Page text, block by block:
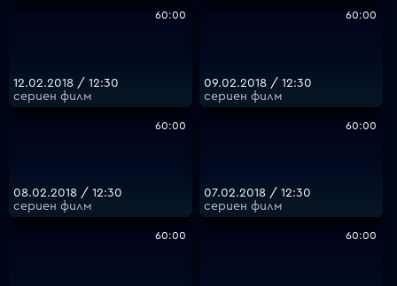
60:00
12.02.2018 / 12:30
сериен филм
60:00
09.02.2018 / 12:30
сериен филм
60:00
08.02.2018 / 12:30
сериен филм
60:00
07.02.2018 / 12:30
сериен филм
60:00 60:00